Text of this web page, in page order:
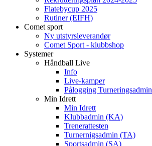
Flatebycup 2025
Rutiner (EIFH)
Comet sport
Ny utstyrsleverandør
Comet Sport - klubbshop
Systemer
Håndball Live
Info
Live-kamper
Pålogging Turneringsadmin
Min Idrett
Min Idrett
Klubbadmin (KA)
Trenerattesten
Turnernigsadmin (TA)
Sportsadmin (SA)